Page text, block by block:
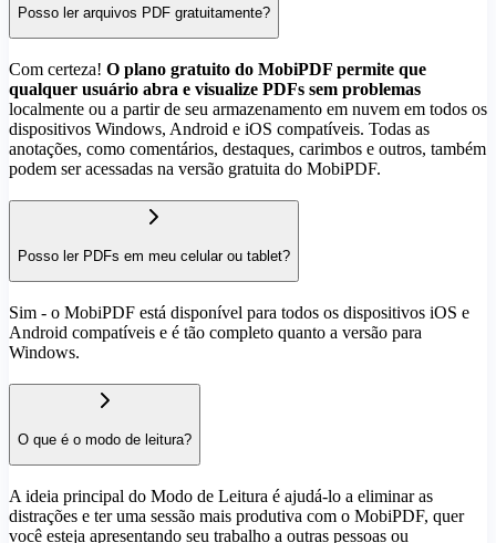
Posso ler arquivos PDF gratuitamente?
Com certeza! O plano gratuito do MobiPDF permite que
qualquer usuário abra e visualize PDFs sem problemas
localmente ou a partir de seu armazenamento em nuvem em todos os
dispositivos Windows, Android e iOS compatíveis. Todas as
anotações, como comentários, destaques, carimbos e outros, também
podem ser acessadas na versão gratuita do MobiPDF.
Posso ler PDFs em meu celular ou tablet?
Sim - o MobiPDF está disponível para todos os dispositivos iOS e
Android compatíveis e é tão completo quanto a versão para
Windows.
O que é o modo de leitura?
A ideia principal do Modo de Leitura é ajudá-lo a eliminar as
distrações e ter uma sessão mais produtiva com o MobiPDF, quer
você esteja apresentando seu trabalho a outras pessoas ou